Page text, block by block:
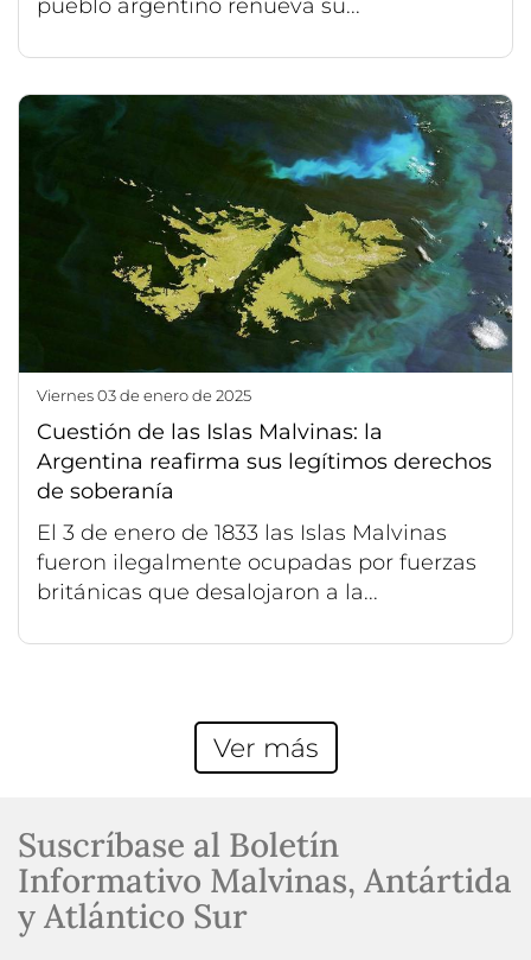
pueblo argentino renueva su...
viernes 03 de enero de 2025
Cuestión de las Islas Malvinas: la
Argentina reafirma sus legítimos derechos
de soberanía
El 3 de enero de 1833 las Islas Malvinas
fueron ilegalmente ocupadas por fuerzas
británicas que desalojaron a la...
Ver más
Suscríbase al Boletín
Informativo Malvinas, Antártida
y Atlántico Sur